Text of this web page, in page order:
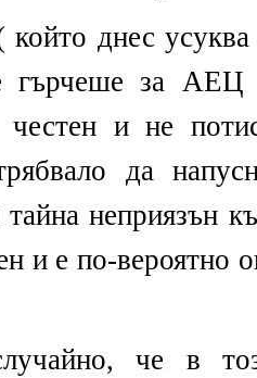
днес
гърчеше за АЕЦ
и не
да
тайна неприязън
и е по-вероятно
че в